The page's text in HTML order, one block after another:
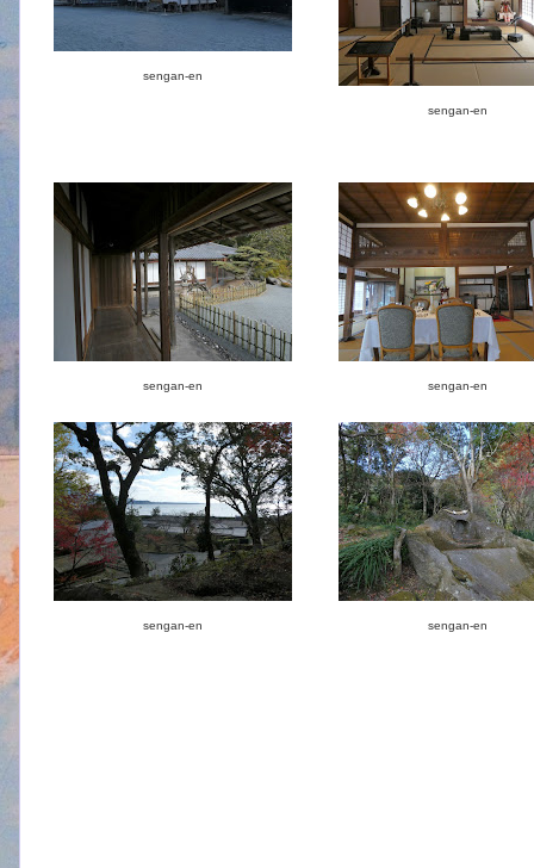
sengan-en
sengan-en
sengan-en sengan-en
sengan-en sengan-en